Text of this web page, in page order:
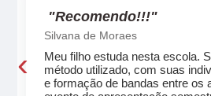
"Recomendo!!!"
Silvana de Moraes
Meu filho estuda nesta escola.
método utilizado, com suas
e formação de bandas entre os
‹